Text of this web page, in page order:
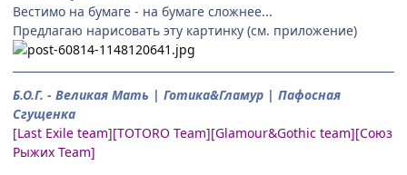
Вестимо на бумаге - на бумаге сложнее...
Предлагаю нарисовать эту картинку (см. приложение)
Б.О.Г. - Великая Мать | Готика&Гламур | Пафосная
Сгущенка
[Last Exile team][TOTORO Team][Glamour&Gothic team][Союз
Рыжих Team]